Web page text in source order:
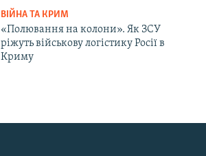
ВІЙНА ТА КРИМ
«Полювання на колони». Як ЗСУ
ріжуть військову логістику Росії в
Криму